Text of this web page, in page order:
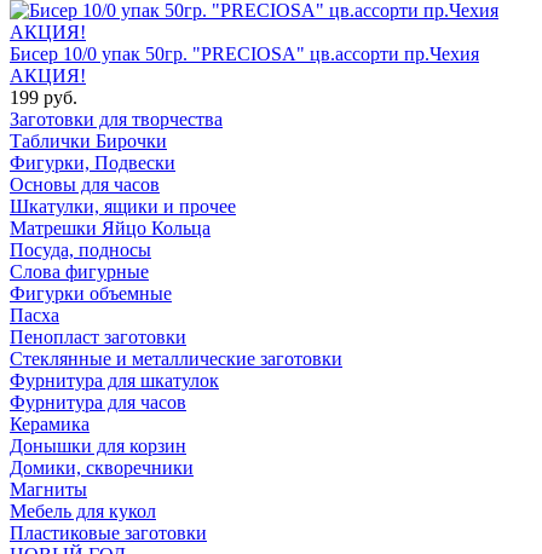
Бисер 10/0 упак 50гр. "PRECIOSA" цв.ассорти пр.Чехия
АКЦИЯ!
199 руб.
Заготовки для творчества
Таблички Бирочки
Фигурки, Подвески
Основы для часов
Шкатулки, ящики и прочее
Матрешки Яйцо Кольца
Посуда, подносы
Слова фигурные
Фигурки объемные
Пасха
Пенопласт заготовки
Стеклянные и металлические заготовки
Фурнитура для шкатулок
Фурнитура для часов
Керамика
Донышки для корзин
Домики, скворечники
Магниты
Мебель для кукол
Пластиковые заготовки